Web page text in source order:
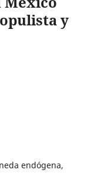
y
endógena,